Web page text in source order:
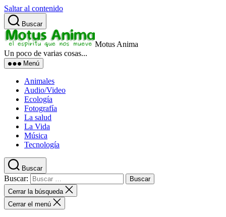
Saltar al contenido
Buscar
Motus Anima
Un poco de varias cosas...
Menú
Animales
Audio/Video
Ecología
Fotografía
La salud
La Vida
Música
Tecnología
Buscar
Buscar:
Cerrar la búsqueda
Cerrar el menú